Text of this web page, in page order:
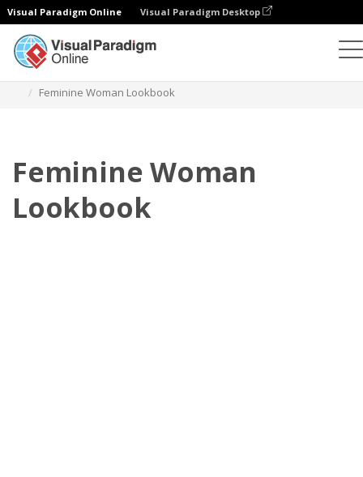
Visual Paradigm Online Visual Paradigm Desktop
Feminine Woman Lookbook
Feminine Woman
Lookbook